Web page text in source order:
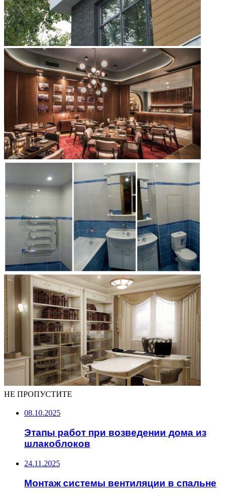
НЕ ПРОПУСТИТЕ
08.10.2025
Этапы работ при возведении дома из
шлакоблоков
24.11.2025
Монтаж системы вентиляции в спальне